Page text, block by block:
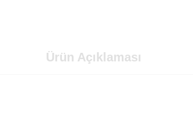
Ürün Açıklaması